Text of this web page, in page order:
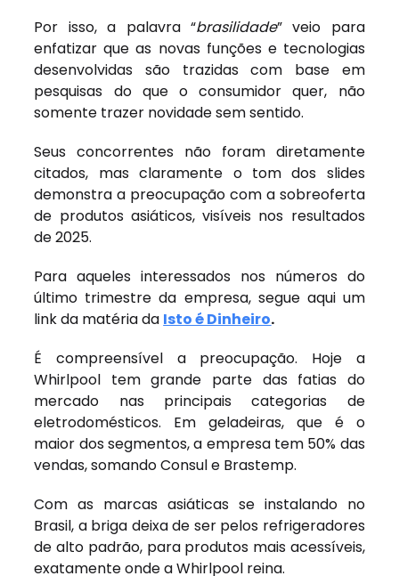
Por isso, a palavra “brasilidade” veio para
enfatizar que as novas funções e tecnologias
desenvolvidas são trazidas com base em
pesquisas do que o consumidor quer, não
somente trazer novidade sem sentido.
Seus concorrentes não foram diretamente
citados, mas claramente o tom dos slides
demonstra a preocupação com a sobreoferta
de produtos asiáticos, visíveis nos resultados
de 2025.
Para aqueles interessados nos números do
último trimestre da empresa, segue aqui um
link da matéria da Isto é Dinheiro.
É compreensível a preocupação. Hoje a
Whirlpool tem grande parte das fatias do
mercado nas principais categorias de
eletrodomésticos. Em geladeiras, que é o
maior dos segmentos, a empresa tem 50% das
vendas, somando Consul e Brastemp.
Com as marcas asiáticas se instalando no
Brasil, a briga deixa de ser pelos refrigeradores
de alto padrão, para produtos mais acessíveis,
exatamente onde a Whirlpool reina.